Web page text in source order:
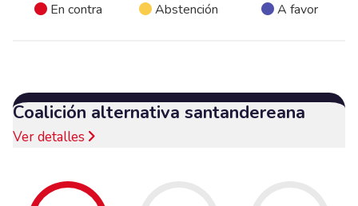
En contra Abstención A favor
Coalición alternativa santandereana
Ver detalles